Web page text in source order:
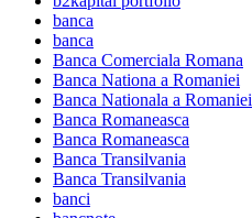
banca
banca
Banca Comerciala Romana
Banca Nationa a Romaniei
Banca Nationala a Romaniei
Banca Romaneasca
Banca Romaneasca
Banca Transilvania
Banca Transilvania
banci